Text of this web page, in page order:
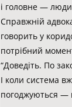
і головне —
Справжній
говорить у
потрібний
“Доведіть. По
І коли система
погоджуються —